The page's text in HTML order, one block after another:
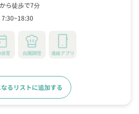
ら徒歩で7分
7:30~18:30
育 自園調理 連絡アプリ
るリストに追加する